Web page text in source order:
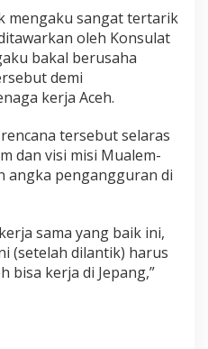
mengaku sangat tertarik
oleh Konsulat
bakal berusaha
demi
kerja Aceh.
tersebut selaras
dan visi misi Mualem-
angka pengangguran di
sama yang baik ini,
(setelah dilantik) harus
bisa kerja di Jepang,”